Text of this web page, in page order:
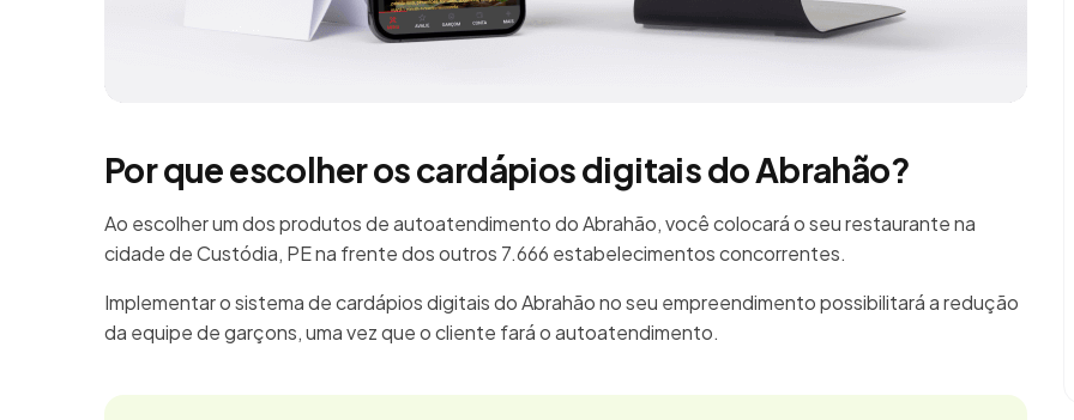
Por que escolher os cardápios digitais do Abrahão?
Ao escolher um dos produtos de autoatendimento do Abrahão, você colocará o seu restaurante na
cidade de Custódia, PE na frente dos outros 7.666 estabelecimentos concorrentes.
Implementar o sistema de cardápios digitais do Abrahão no seu empreendimento possibilitará a redução
da equipe de garçons, uma vez que o cliente fará o autoatendimento.